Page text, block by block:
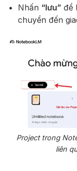
Nhấn “lưu”để
chuyển đến
Project trong
liên